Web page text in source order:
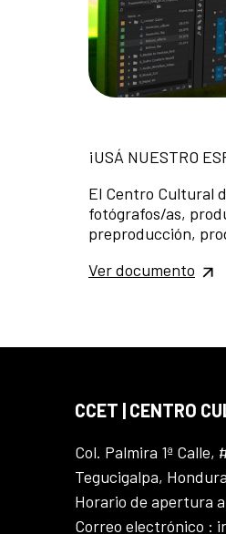
¡USÁ NUESTRO
El Centro Cultural
fotógrafos/as,
preproducción,
Ver documento
CCET | CENTRO
Col. Palmira 1ª
Tegucigalpa,
Horario de apertura
Correo electrónico :